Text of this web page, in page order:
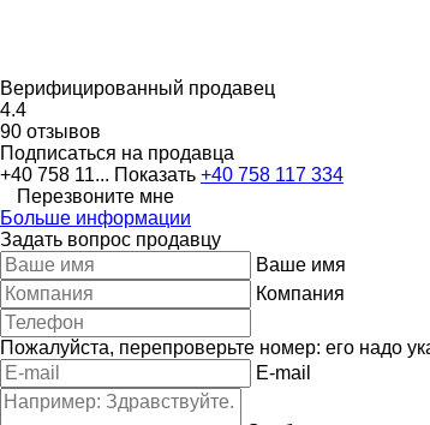
Верифицированный продавец
4.4
90 отзывов
Подписаться на продавца
+40 758 11... Показать +40 758 117 334
Перезвоните мне
Больше информации
Задать вопрос продавцу
Ваше имя
Компания
Пожалуйста, перепроверьте номер: его надо
E-mail